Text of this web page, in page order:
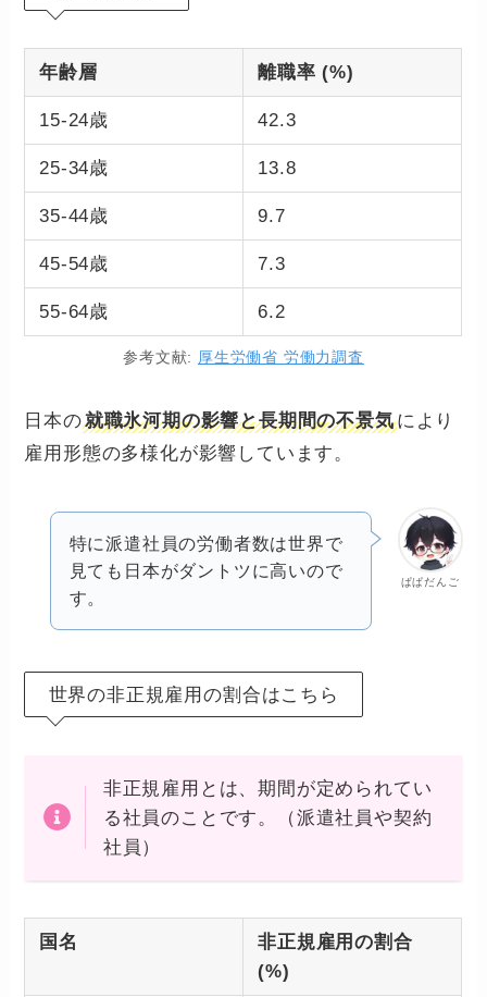
年齢層 離職率 (%)
15-24歳 42.3
25-34歳 13.8
35-44歳 9.7
45-54歳 7.3
55-64歳 6.2
参考文献: 厚生労働省 労働力調査
日本の就職氷河期の影響と長期間の不景気により
雇用形態の多様化が影響しています。
ぱぱだんご
特に派遣社員の労働者数は世界で
見ても日本がダントツに高いので
す。
世界の非正規雇用の割合はこちら
非正規雇用とは、期間が定められてい
る社員のことです。（派遣社員や契約
社員）
国名
非正規雇用の割合
(%)